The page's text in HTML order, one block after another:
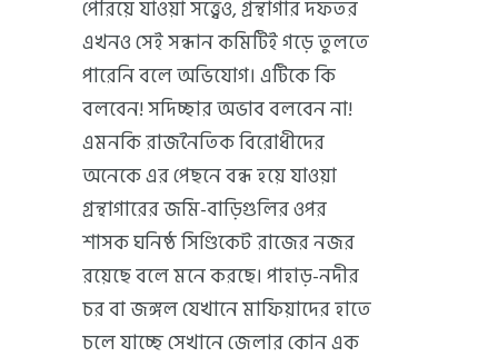
পেরিয়ে যাওয়া সত্ত্বেও, গ্রন্থাগার দফতর
এখনও সেই সন্ধান কমিটিই গড়ে তুলতে
পারেনি বলে অভিযোগ। এটিকে কি
বলবেন! সদিচ্ছার অভাব বলবেন না!
এমনকি রাজনৈতিক বিরোধীদের
অনেকে এর পেছনে বন্ধ হয়ে যাওয়া
গ্রন্থাগারের জমি-বাড়িগুলির ওপর
শাসক ঘনিষ্ঠ সিণ্ডিকেট রাজের নজর
রয়েছে বলে মনে করছে। পাহাড়-নদীর
চর বা জঙ্গল যেখানে মাফিয়াদের হাতে
চলে যাচ্ছে সেখানে জেলার কোন এক